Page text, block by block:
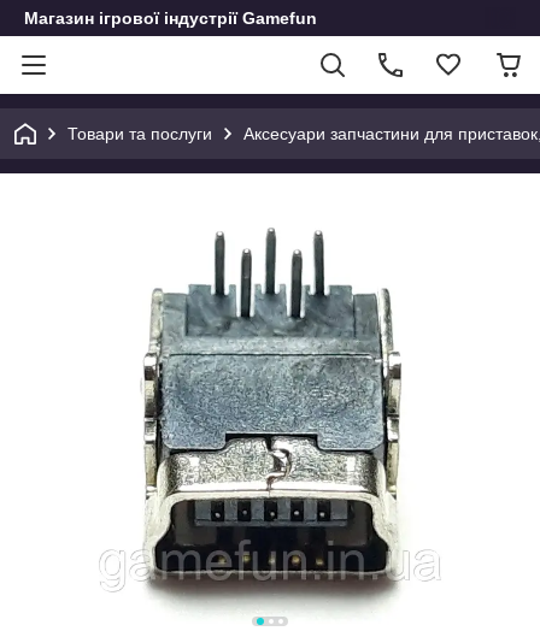
Магазин ігрової індустрії Gamefun
Товари та послуги Аксесуари запчастини для